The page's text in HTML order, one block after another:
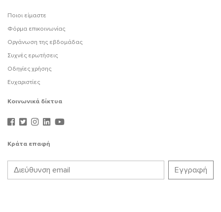
Ποιοι είμαστε
Φόρμα επικοινωνίας
Οργάνωση της εβδομάδας
Συχνές ερωτήσεις
Οδηγίες χρήσης
Ευχαριστίες
Κοινωνικά δίκτυα
Κράτα επαφή